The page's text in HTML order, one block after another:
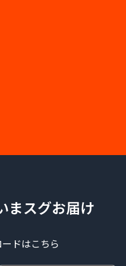
まスグお届け
ドはこちら